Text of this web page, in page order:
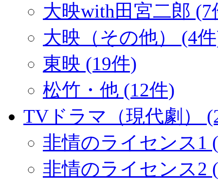
大映with田宮二郎 (7
大映（その他） (4
東映 (19件)
松竹・他 (12件)
TVドラマ（現代劇）
非情のライセンス1
非情のライセンス2